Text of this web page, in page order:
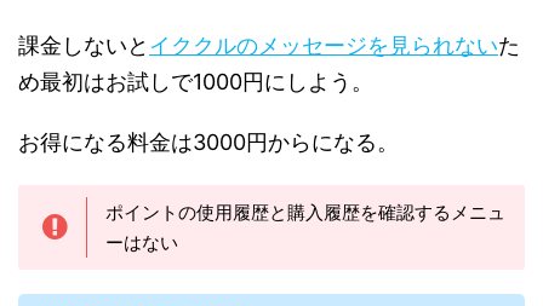
課金しないと イククルのメッセージを見られないた
め最初はお試しで1000円にしよう。
お得になる料金は3000円からになる。
ポイントの使用履歴と購入履歴を確認するメニュ
ーはない